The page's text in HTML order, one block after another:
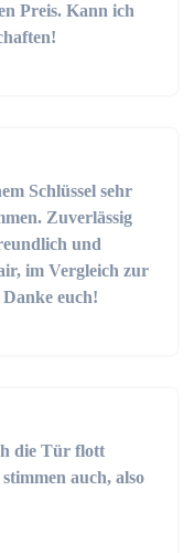
Preis. Kann ich
Schlüssel sehr
Zuverlässig
und
im Vergleich zur
euch!
die Tür flott
auch, also